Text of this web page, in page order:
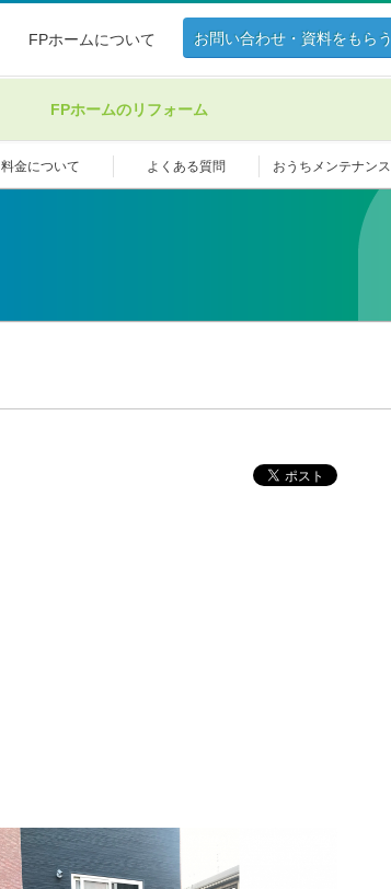
FPホームについて お問い合わせ・資料をもらう
FPホームのリフォーム
料金について よくある質問 おうちメンテナンス